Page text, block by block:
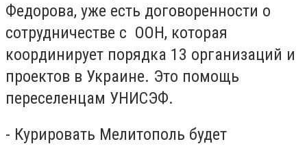
Федорова, уже есть договоренности о
сотрудничестве с ООН, которая
координирует порядка 13 организаций и
проектов в Украине. Это помощь
переселенцам УНИСЭФ.
- Курировать Мелитополь будет